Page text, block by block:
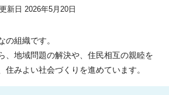
新日 2026年5月20日
の組織です。
、地域問題の解決や、住民相互の親睦を
住みよい社会づくりを進めています。